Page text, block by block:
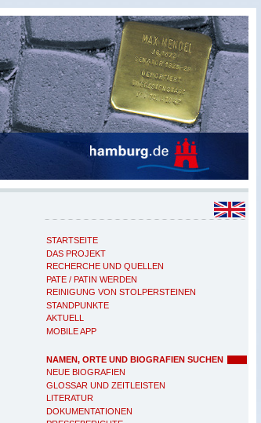
STARTSEITE
DAS PROJEKT
RECHERCHE UND QUELLEN
PATE / PATIN WERDEN
REINIGUNG VON STOLPERSTEINEN
STANDPUNKTE
AKTUELL
MOBILE APP
NAMEN, ORTE UND BIOGRAFIEN SUCHEN
NEUE BIOGRAFIEN
GLOSSAR UND ZEITLEISTEN
LITERATUR
DOKUMENTATIONEN